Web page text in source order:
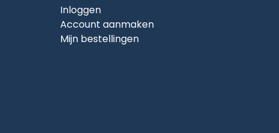
Inloggen
Account aanmaken
Mijn bestellingen